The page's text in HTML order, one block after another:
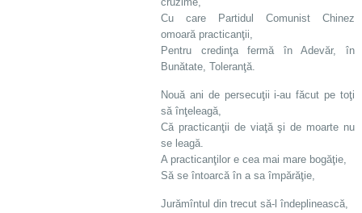
Cu care Partidul Comunist Chinez
omoară practicanţii,
Pentru credinţa fermă în Adevăr, în
Bunătate, Toleranţă.
Nouă ani de persecuţii i-au făcut pe toţi
să înţeleagă,
Că practicanţii de viaţă şi de moarte nu
se leagă.
A practicanţilor e cea mai mare bogăţie,
Să se întoarcă în a sa împărăţie,
Jurămîntul din trecut să-l îndeplinească,